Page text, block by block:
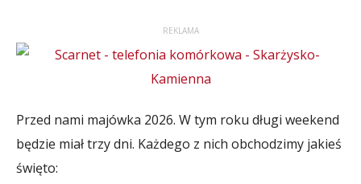
REKLAMA
Przed nami majówka 2026. W tym roku długi weekend
będzie miał trzy dni. Każdego z nich obchodzimy jakieś
święto: